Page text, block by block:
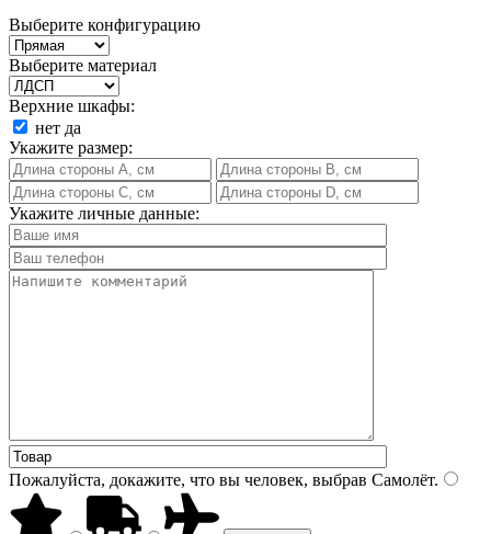
Выберите конфигурацию
Выберите материал
Верхние шкафы:
нет да
Укажите размер:
Укажите личные данные:
Пожалуйста, докажите, что вы человек, выбрав Самолёт.